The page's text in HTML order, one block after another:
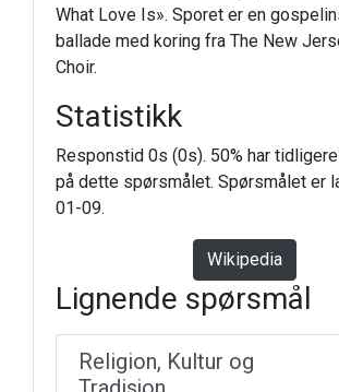
What Love Is». Sporet er en
ballade med koring fra The New
Choir.
Statistikk
Responstid 0s (0s). 50% har
på dette spørsmålet. Spørsmålet er
01-09.
Wikipedia
Lignende spørsmål
Religion, Kultur og